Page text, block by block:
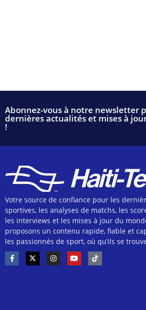
Abonnez-vous à notre newsletter
dernières actualités et mises à
!
Votre source de confiance pour les
sportives, les analyses de matchs, les
les interviews et les mises à jour du
proposons un contenu rapide, fiable et
les passionnés de sport, où qu’ils se